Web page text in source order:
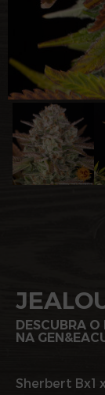
DESCUBRA
NA
Sherbert Bx1